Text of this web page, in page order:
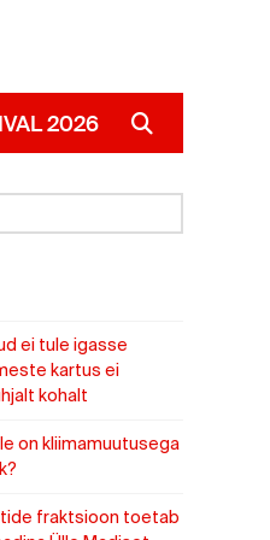
2026
ei tule igasse
kartus ei
kohalt
on kliimamuutusega
fraktsioon toetab